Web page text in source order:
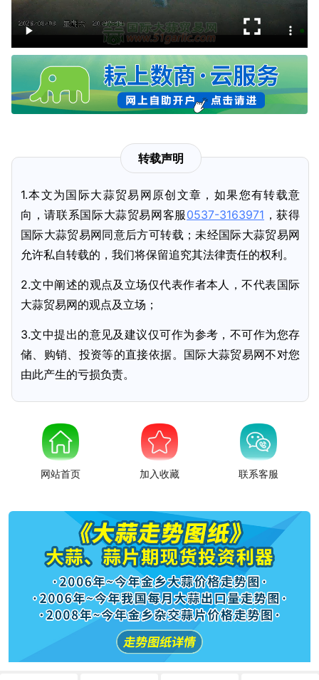
转载声明
1.本文为国际大蒜贸易网原创文章，如果您有转载意
向，请联系国际大蒜贸易网客服 0537-3163971 ，获得
国际大蒜贸易网同意后方可转载；未经国际大蒜贸易网
允许私自转载的，我们将保留追究其法律责任的权利。
2.文中阐述的观点及立场仅代表作者本人，不代表国际
大蒜贸易网的观点及立场；
3.文中提出的意见及建议仅可作为参考，不可作为您存
储、购销、投资等的直接依据。国际大蒜贸易网不对您
由此产生的亏损负责。
网站首页 加入收藏 联系客服